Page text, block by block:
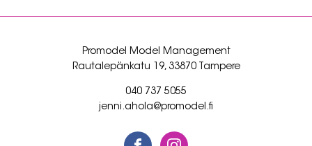
Promodel Model Management
Rautalepänkatu 19, 33870 Tampere
040 737 5055
jenni.ahola@promodel.fi